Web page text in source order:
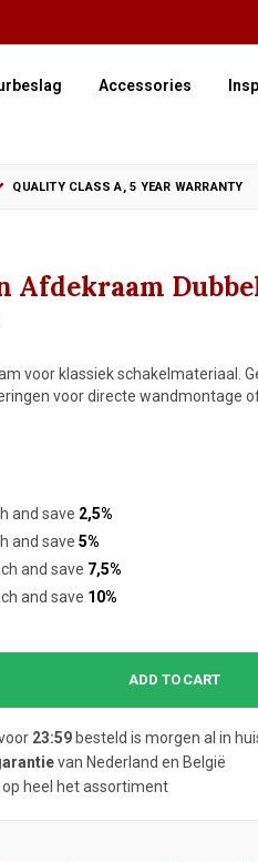
Accessories
QUALITY CLASS A, 5 YEAR WARRANTY
Afdekraam
voor klassiek schakelmateriaal.
voor directe wandmontage
and save 2,5%
and save 5%
and save 7,5%
and save 10%
ADD TO CART
23:59besteld is morgen al in
van Nederland en België
heel het assortiment